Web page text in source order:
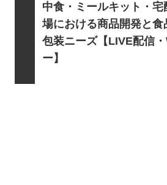
中食・ミールキット・宅
場における商品開発と食
包装ニーズ【LIVE配信
ー】